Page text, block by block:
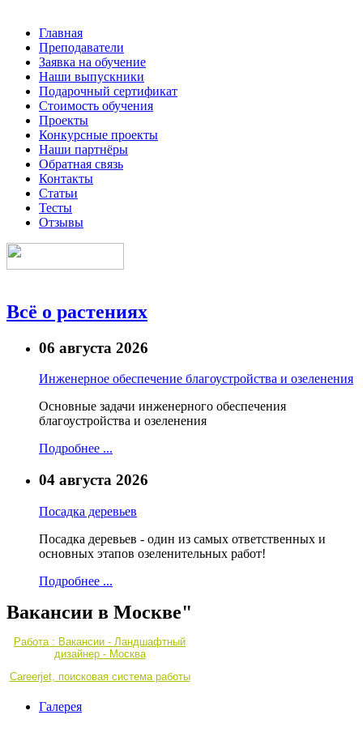
Главная
Преподаватели
Заявка на обучение
Наши выпускники
Подарочный сертификат
Стоимость обучения
Проекты
Конкурсные проекты
Наши партнёры
Обратная связь
Контакты
Статьи
Тесты
Отзывы
Всё о растениях
06 августа 2026
Инженерное обеспечение благоустройства и озеленения
Основные задачи инженерного обеспечения
благоустройства и озеленения
Подробнее ...
04 августа 2026
Посадка деревьев
Посадка деревьев - один из самых ответственных и
основных этапов озеленительных работ!
Подробнее ...
Вакансии в Москве"
Работа : Вакансии - Ландшафтный
дизайнер - Москва
Careerjet, поисковая система работы
Галерея